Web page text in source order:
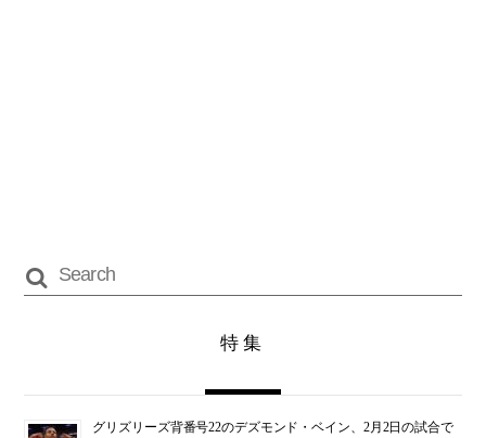
特集
グリズリーズ背番号22のデズモンド・ベイン、2月2日の試合で